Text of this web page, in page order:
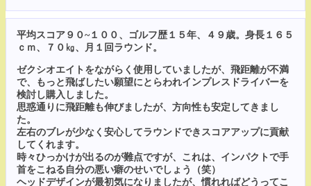
平均スコア９０~１００、ゴルフ歴１５年、４９歳。身長１６５
ｃｍ、７０㎏、月１回ラウンド。
ゼクシオエイトをながらく使用していましたが、飛距離が不満
で、もっと飛ばしたい願望にとらわれインプレスドライバーを
検討し購入しました。
思惑通りに飛距離も伸びましたが、方向性も安定してきまし
た。
左右のブレが少なく安心してラウンドできスコアアップに貢献
してくれます。
時々ひっかけが出るのが難点ですが、これは、インパクトで手
首をこねる自分の悪い癖のせいでしょう（笑）
ヘッドデザインが最初気になりましたが、慣れればどうってこ